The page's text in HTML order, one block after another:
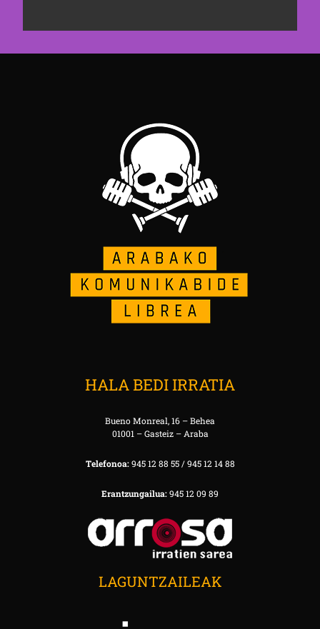
HALA BEDI IRRATIA
Bueno Monreal, 16 – Behea
01001 – Gasteiz – Araba
Telefonoa:945 12 88 55 / 945 12 14 88
Erantzungailua:945 12 09 89
LAGUNTZAILEAK